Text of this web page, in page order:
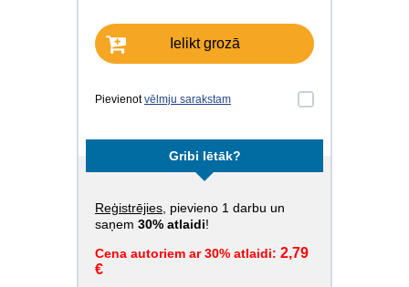
Ielikt grozā
Pievienotvēlmju sarakstam
Gribi lētāk?
Reģistrējies , pievieno 1 darbu un
saņem 30% atlaidi!
Cena autoriem ar 30% atlaidi: 2,79
€